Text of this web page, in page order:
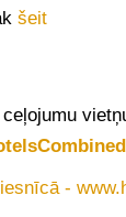
šeit